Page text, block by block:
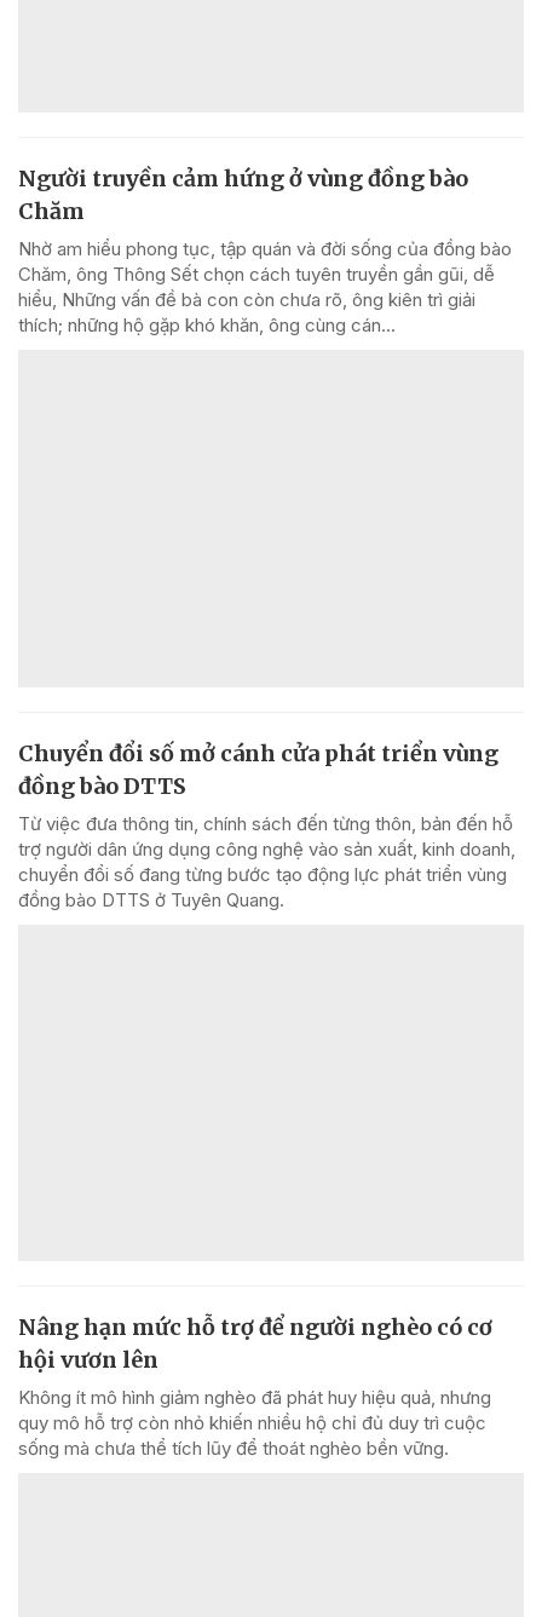
Người truyền cảm hứng ở vùng đồng bào
Chăm
Nhờ am hiểu phong tục, tập quán và đời sống của đồng bào
Chăm, ông Thông Sết chọn cách tuyên truyền gần gũi, dễ
hiểu, Những vấn đề bà con còn chưa rõ, ông kiên trì giải
thích; những hộ gặp khó khăn, ông cùng cán...
Chuyển đổi số mở cánh cửa phát triển vùng
đồng bào DTTS
Từ việc đưa thông tin, chính sách đến từng thôn, bản đến hỗ
trợ người dân ứng dụng công nghệ vào sản xuất, kinh doanh,
chuyển đổi số đang từng bước tạo động lực phát triển vùng
đồng bào DTTS ở Tuyên Quang.
Nâng hạn mức hỗ trợ để người nghèo có cơ
hội vươn lên
Không ít mô hình giảm nghèo đã phát huy hiệu quả, nhưng
quy mô hỗ trợ còn nhỏ khiến nhiều hộ chỉ đủ duy trì cuộc
sống mà chưa thể tích lũy để thoát nghèo bền vững.